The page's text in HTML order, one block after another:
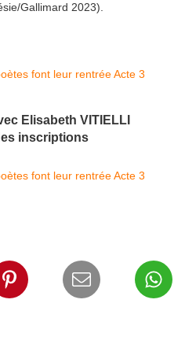
Gallimard 2023).
Elisabeth VITIELLI
inscriptions